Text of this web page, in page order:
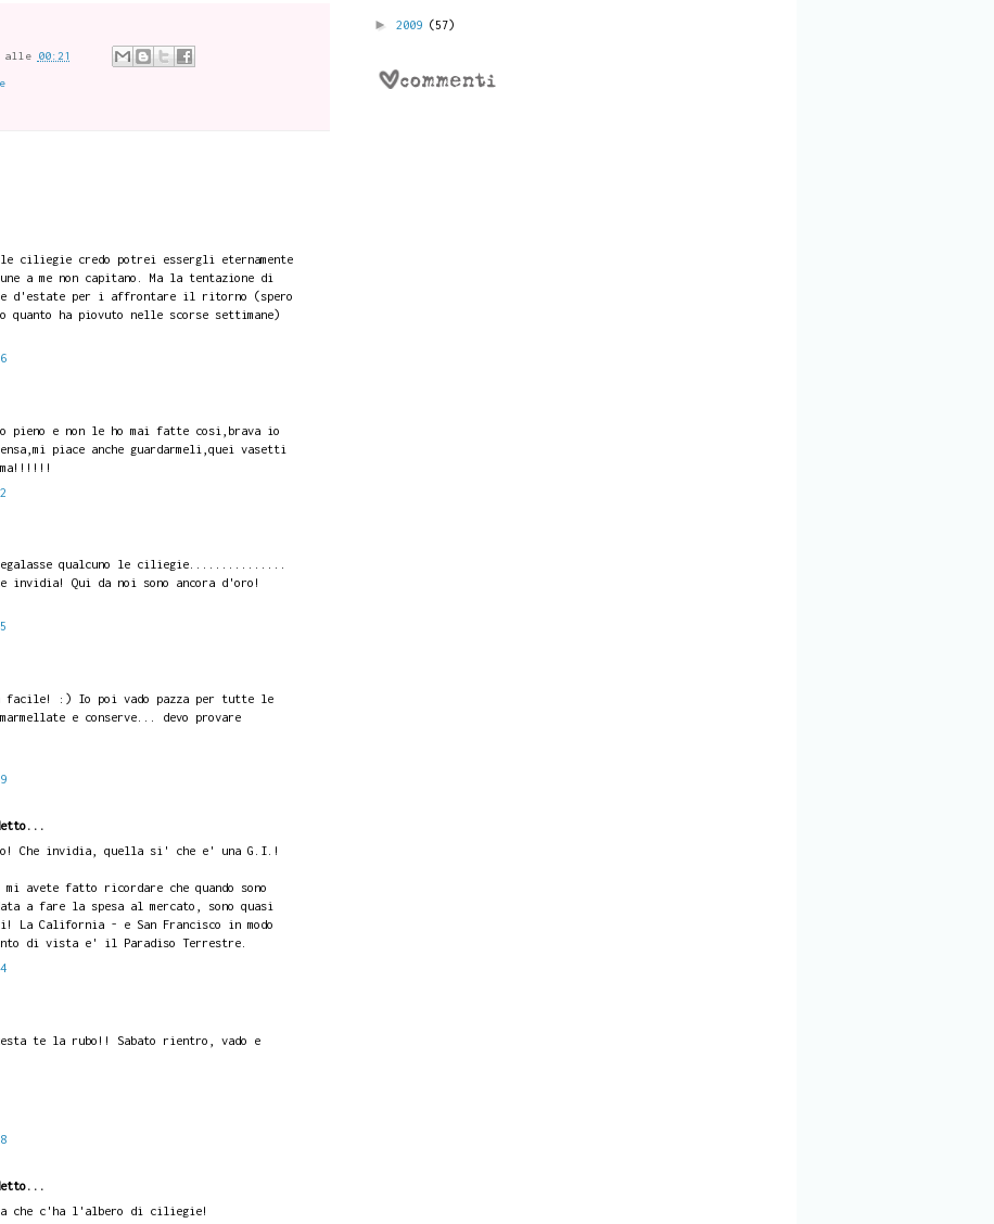
alle 00:21
ciliegie credo potrei essergli eternamente
a me non capitano. Ma la tentazione di
e d'estate per i affrontare il ritorno (spero
ha piovuto nelle scorse settimane)
e non le ho mai fatte cosi,brava io
piace anche guardarmeli,quei vasetti
regalasse qualcuno le ciliegie...............
invidia! Qui da noi sono ancora d'oro!
facile! :) Io poi vado pazza per tutte le
e conserve... devo provare
Che invidia, quella si' che e' una G.I.!
mi avete fatto ricordare che quando sono
a fare la spesa al mercato, sono quasi
La California - e San Francisco in modo
di vista e' il Paradiso Terrestre.
te la rubo!! Sabato rientro, vado e
che c'ha l'albero di ciliegie!
► 2009 (57)